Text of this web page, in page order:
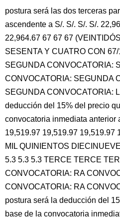
postura será las dos terceras
ascendente a S/. S/. S/. S/.
22,964.67 67 67 67
SESENTA Y CUATRO CON
SEGUNDA CONVOCATORIA:
CONVOCATORIA: SEGUNDA
SEGUNDA CONVOCATORIA:
deducción del 15% del precio
convocatoria inmediata anterior
19,519.97 19,519.97 19,519.97
MIL QUINIENTOS
5.3 5.3 5.3 TERCE TERCE
CONVOCATORIA: RA
CONVOCATORIA: RA
postura será la deducción del
base de la convocatoria